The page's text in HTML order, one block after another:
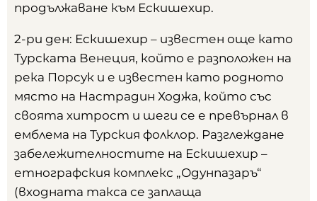
продължаване към Ескишехир.
2-ри ден: Ескишехир – известен още като
Турската Венеция, който е разположен на
река Порсук и е известен като родното
място на Настрадин Ходжа, който със
своята хитрост и шеги се е превърнал в
емблема на Турския фолклор. Разглеждане
забележителностите на Ескишехир –
етнографския комплекс „Одунпазаръ“
(входната такса се заплаща